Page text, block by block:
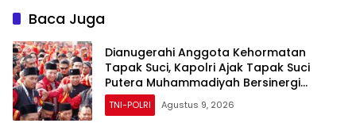
Baca Juga
Dianugerahi Anggota Kehormatan
Tapak Suci, Kapolri Ajak Tapak Suci
Putera Muhammadiyah Bersinergi
dengan Polri Jaga Generasi Muda dari
Ancaman Zaman
TNI-POLRI Agustus 9, 2026